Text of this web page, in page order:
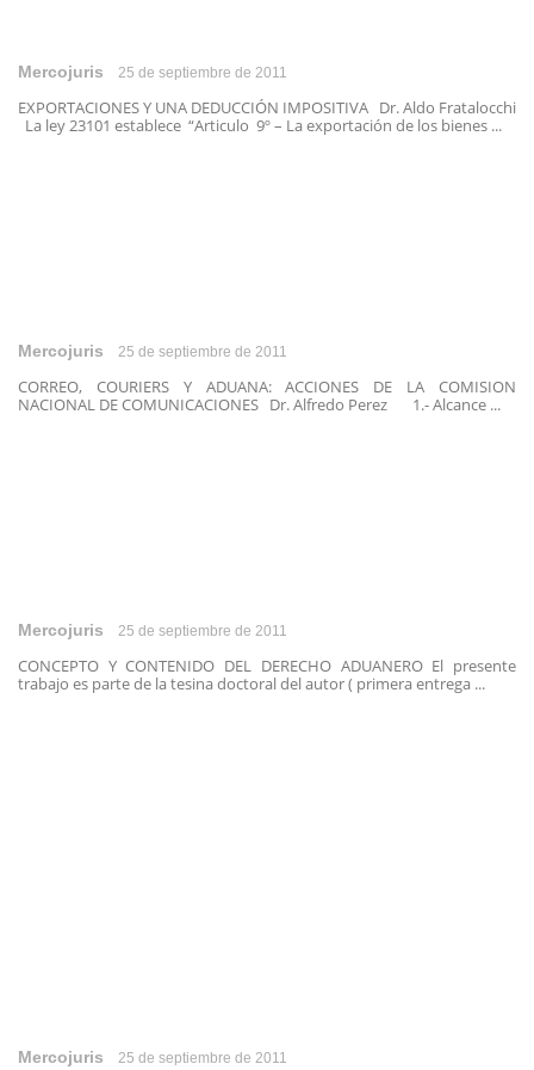
Mercojuris 25 de septiembre de 2011
EXPORTACIONES Y UNA DEDUCCIÓN IMPOSITIVA Dr. Aldo Fratalocchi
La ley 23101 establece “Articulo 9º – La exportación de los bienes ...
Mercojuris 25 de septiembre de 2011
CORREO, COURIERS Y ADUANA: ACCIONES DE LA COMISION
NACIONAL DE COMUNICACIONES Dr. Alfredo Perez 1.- Alcance ...
Mercojuris 25 de septiembre de 2011
CONCEPTO Y CONTENIDO DEL DERECHO ADUANERO El presente
trabajo es parte de la tesina doctoral del autor ( primera entrega ...
Mercojuris 25 de septiembre de 2011